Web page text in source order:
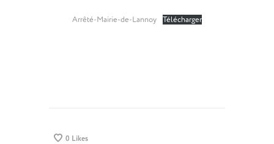
Arrêté-Mairie-de-Lannoy Télécharger
0 Likes